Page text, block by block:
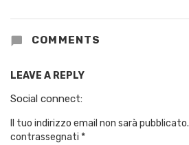
COMMENTS
LEAVE A REPLY
Social connect:
Il tuo indirizzo email non sarà pubblicato.
contrassegnati *